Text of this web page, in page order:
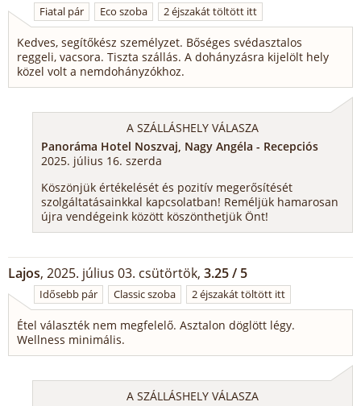
Fiatal pár Eco szoba 2 éjszakát töltött itt
Kedves, segítőkész személyzet. Bőséges svédasztalos
reggeli, vacsora. Tiszta szállás. A dohányzásra kijelölt hely
közel volt a nemdohányzókhoz.
A SZÁLLÁSHELY VÁLASZA
Panoráma Hotel Noszvaj, Nagy Angéla - Recepciós
2025. július 16. szerda
Köszönjük értékelését és pozitív megerősítését
szolgáltatásainkkal kapcsolatban! Reméljük hamarosan
újra vendégeink között köszönthetjük Önt!
Lajos, 2025. július 03. csütörtök, 3.25 / 5
Idősebb pár Classic szoba 2 éjszakát töltött itt
Étel választék nem megfelelő. Asztalon döglött légy.
Wellness minimális.
A SZÁLLÁSHELY VÁLASZA